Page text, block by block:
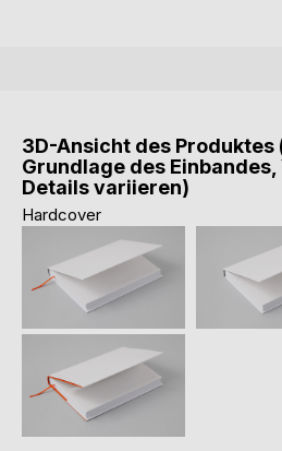
3D-Ansicht des
Grundlage des
Details variieren)
Hardcover